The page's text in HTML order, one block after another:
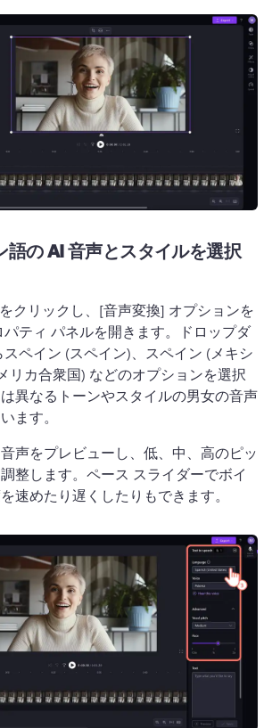
語の AI 音声とスタイルを選択
クリックし、[音声変換] オプションを
パティ パネルを開きます。
ドロップダ
ペイン (スペイン)、スペイン (メキシ
リカ合衆国) などのオプションを選択
異なるトーンやスタイルの男女の音声
ます。
声をプレビューし、低、中、高のピッ
整します。 ペース スライダーでボイ
速めたり遅くしたりもできます。